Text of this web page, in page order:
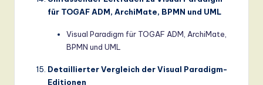
für TOGAF ADM, ArchiMate, BPMN und UML
Visual Paradigm für TOGAF ADM, ArchiMate,
BPMN und UML
Detaillierter Vergleich der Visual Paradigm-
Editionen